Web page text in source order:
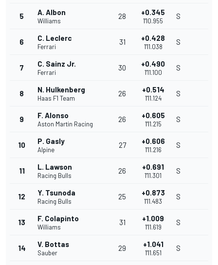
5 A. Albon
Williams
28 +0.345
1'10.955
S
6 C. Leclerc
Ferrari
31 +0.428
1'11.038
S
7 C. Sainz Jr.
Ferrari
30 +0.490
1'11.100
S
8 N. Hulkenberg
Haas F1 Team
26 +0.514
1'11.124
S
9 F. Alonso
Aston Martin Racing
26 +0.605
1'11.215
S
10 P. Gasly
Alpine
27 +0.606
1'11.216
S
11 L. Lawson
Racing Bulls
26 +0.691
1'11.301
S
12 Y. Tsunoda
Racing Bulls
25 +0.873
1'11.483
S
13 F. Colapinto
Williams
31 +1.009
1'11.619
S
14 V. Bottas
Sauber
29 +1.041
1'11.651
S